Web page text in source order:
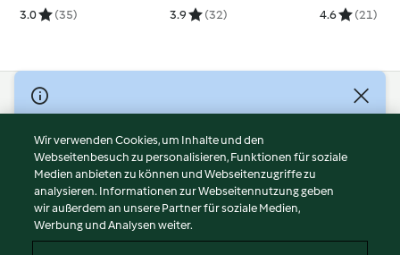
3.0 (35) 3.9 (32) 4.6 (21)
© Copyright 2026
Nutzungsbedingungen
Datenschutzrichtlinien
Disclaimer
Impressum
Cookies
Wir verwenden Cookies, um Inhalte und den
Webseitenbesuch zu personalisieren, Funktionen für soziale
Medien anbieten zu können und Webseitenzugriffe zu
analysieren. Informationen zur Webseitennutzung geben
wir außerdem an unsere Partner für soziale Medien,
Werbung und Analysen weiter.